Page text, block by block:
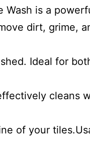
Wash is a
dirt, grime,
Ideal for
cleans
of your